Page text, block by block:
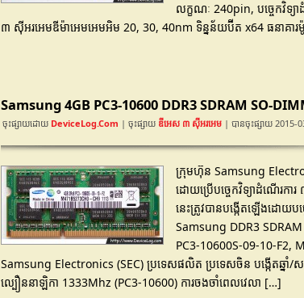
លក្ខណៈ 240pin, បច្ចេកវិទ្
៣ ស៊ីអរអេមឌីម៉ាអេមអេមអិម 20, 30, 40nm ទិន្នន័យប៊ីត x64 ធនាគារម៉ូ
Samsung 4GB PC3-10600 DDR3 SDRAM SO-
ចុះផ្សាយដោយ DeviceLog.com | ចុះផ្សាយ ឌីអេស ៣ ស៊ីអរអេម | បានចុះផ្សាយ 2015-
ក្រុមហ៊ុន Samsung
ដោយប្រើបច្ចេកវិទ្យាដំណើរក
នេះត្រូវបានបង្កើតឡើងដោយ
Samsung DDR3
PC3-10600S-09-10-F2,
Samsung Electronics (SEC) ប្រទេសផលិត ប្រទេសចិន បង្កើតឆ្នាំ/
ល្បឿននាឡិកា 1333Mhz (PC3-10600) ការចងចាំពេលវេលា […]